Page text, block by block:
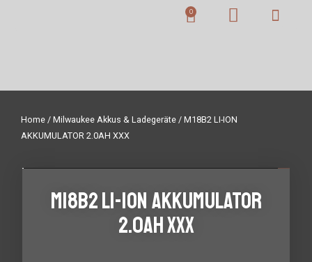
Home / Milwaukee Akkus & Ladegeräte / M18B2 LI-ION
AKKUMULATOR 2.0AH XXX
M18B2 LI-ION AKKUMULATOR
2.0AH XXX